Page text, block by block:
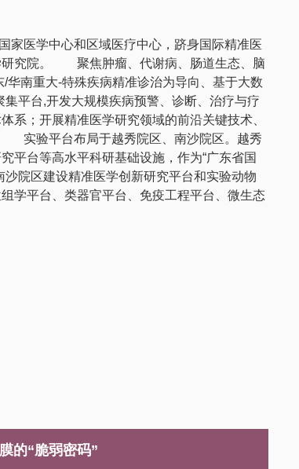
医学中心和区域医疗中心，跻身国际精准医
肠道生态、脑
华南重大-特殊疾病精准诊治为导向、基于大数
平台,开发大规模疾病预警、诊断、治疗与疗
系；开展精准医学研究领域的前沿关键技术、
平台等高水平科研基础设施，作为“广东省国
沙院区建设精准医学创新研究平台和实验动物
学平台、类器官平台、免疫工程平台、微生态
的“脆弱密码”